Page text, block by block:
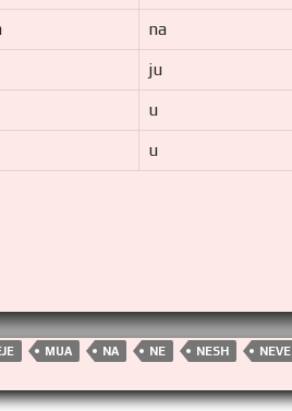
na
ju
u
u
MUA NA NE NESH NEVE